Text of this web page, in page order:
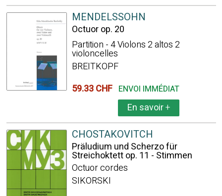
MENDELSSOHN
Octuor op. 20
Partition - 4 Violons 2 altos 2
violoncelles
BREITKOPF
59.33 CHF ENVOI IMMÉDIAT
En savoir+
CHOSTAKOVITCH
Präludium und Scherzo für
Streichoktett op. 11 - Stimmen
Octuor cordes
SIKORSKI